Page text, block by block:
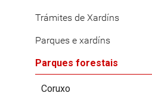
Trámites de Xardíns
Parques e xardíns
Parques forestais
Coruxo